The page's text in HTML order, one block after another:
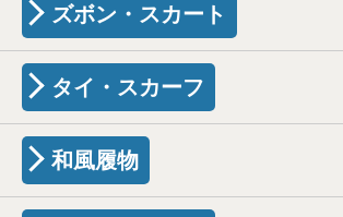
ズボン・スカート
タイ・スカーフ
和風履物